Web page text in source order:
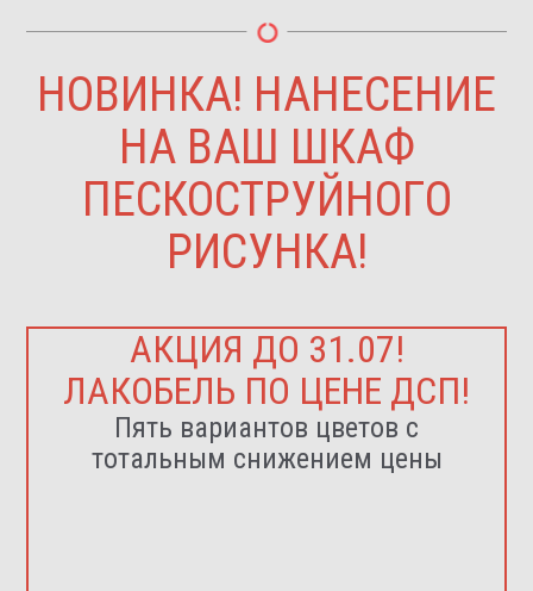
НОВИНКА! НАНЕСЕНИЕ
НА ВАШ ШКАФ
ПЕСКОСТРУЙНОГО
РИСУНКА!
АКЦИЯ ДО 31.07!
ЛАКОБЕЛЬ ПО ЦЕНЕ ДСП!
Пять вариантов цветов с
тотальным снижением цены